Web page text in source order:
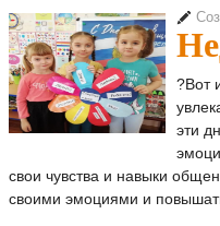
?Вот
эти
свои чувства и навыки
своими эмоциями и